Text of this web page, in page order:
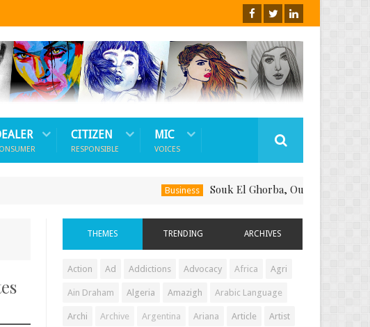
CITIZEN
RESPONSIBLE
MIC
VOICES
Souk El Ghorba, Ou Comment Soutenir
THEMES TRENDING ARCHIVES
Action Ad Addictions Advocacy Africa Agri
Ain Draham Algeria Amazigh Arabic Language
Archi Archive Argentina Ariana Article Artist